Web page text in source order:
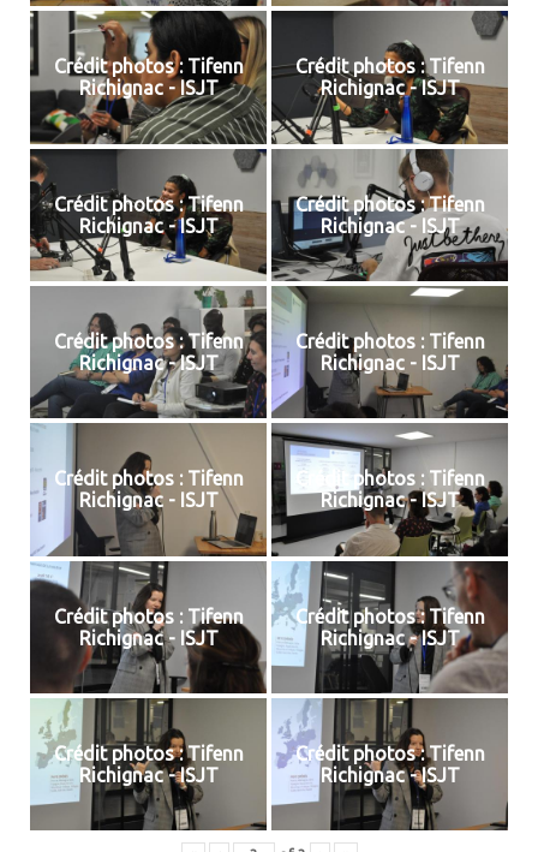
Crédit photos : Tifenn
Richignac - ISJT
Crédit photos : Tifenn
Richignac - ISJT
Crédit photos : Tifenn
Richignac - ISJT
Crédit photos : Tifenn
Richignac - ISJT
Crédit photos : Tifenn
Richignac - ISJT
Crédit photos : Tifenn
Richignac - ISJT
Crédit photos : Tifenn
Richignac - ISJT
Crédit photos : Tifenn
Richignac - ISJT
Crédit photos : Tifenn
Richignac - ISJT
Crédit photos : Tifenn
Richignac - ISJT
Crédit photos : Tifenn
Richignac - ISJT
Crédit photos : Tifenn
Richignac - ISJT